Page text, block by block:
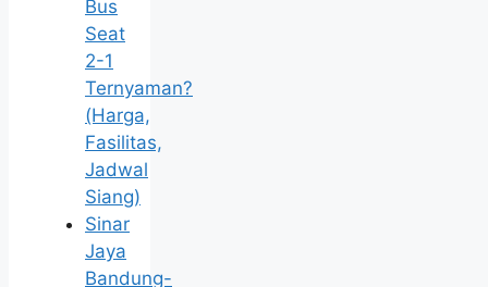
Bus
Seat
2-1
Ternyaman?
(Harga,
Fasilitas,
Jadwal
Siang)
Sinar
Jaya
Bandung-